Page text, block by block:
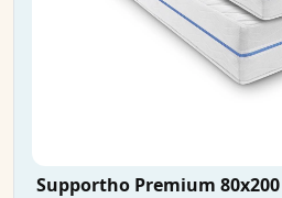
Supportho Premium